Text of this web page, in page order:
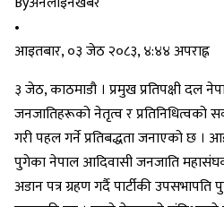
•
आइतबार, ०३ जेठ २०८३, ४:४४ अपराह्न
३ जेठ, काठमाडौ । प्रमुख प्रतिपक्षी दल
जनजातिहरूको नेतृत्व र प्रतिनिधित्वको
गरी पहल गर्ने प्रतिबद्धता जनाएको छ ।
पुगेका नेपाल आदिवासी जनजाति
अडान पत्र ग्रहण गर्दै पार्टीकी उपसभापति